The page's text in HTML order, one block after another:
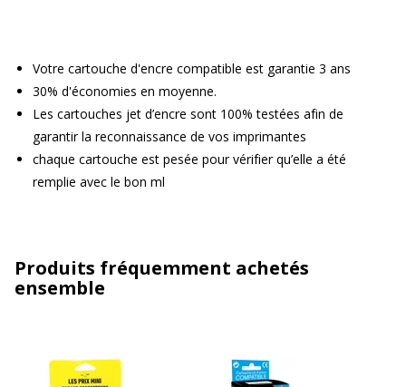
Votre cartouche d'encre compatible est garantie 3 ans
30% d'économies en moyenne.
Les cartouches jet d’encre sont 100% testées afin de
garantir la reconnaissance de vos imprimantes
chaque cartouche est pesée pour vérifier qu’elle a été
remplie avec le bon ml
Produits fréquemment achetés
ensemble